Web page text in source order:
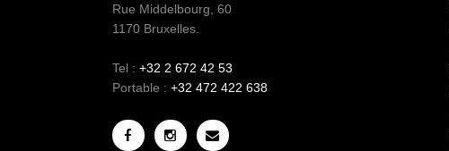
Rue Middelbourg, 60
1170 Bruxelles.
Tel : +32 2 672 42 53
Portable : +32 472 422 638